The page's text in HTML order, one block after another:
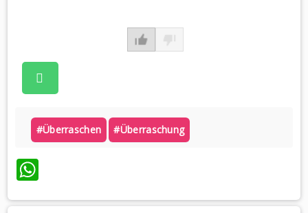
#überraschen #überraschung
WhatsApp